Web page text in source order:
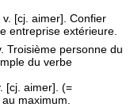
v. [cj. aimer]. Confier
entreprise extérieure.
Troisième personne du
du verbe
[cj. aimer]. (=
maximum.